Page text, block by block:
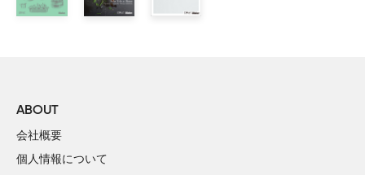
No.15　サルコメア × ダブル厚焼き玉子サンドイッチ
No.20　鏡像異性体 × 五色だんご
ABOUT
会社概要
個人情報について